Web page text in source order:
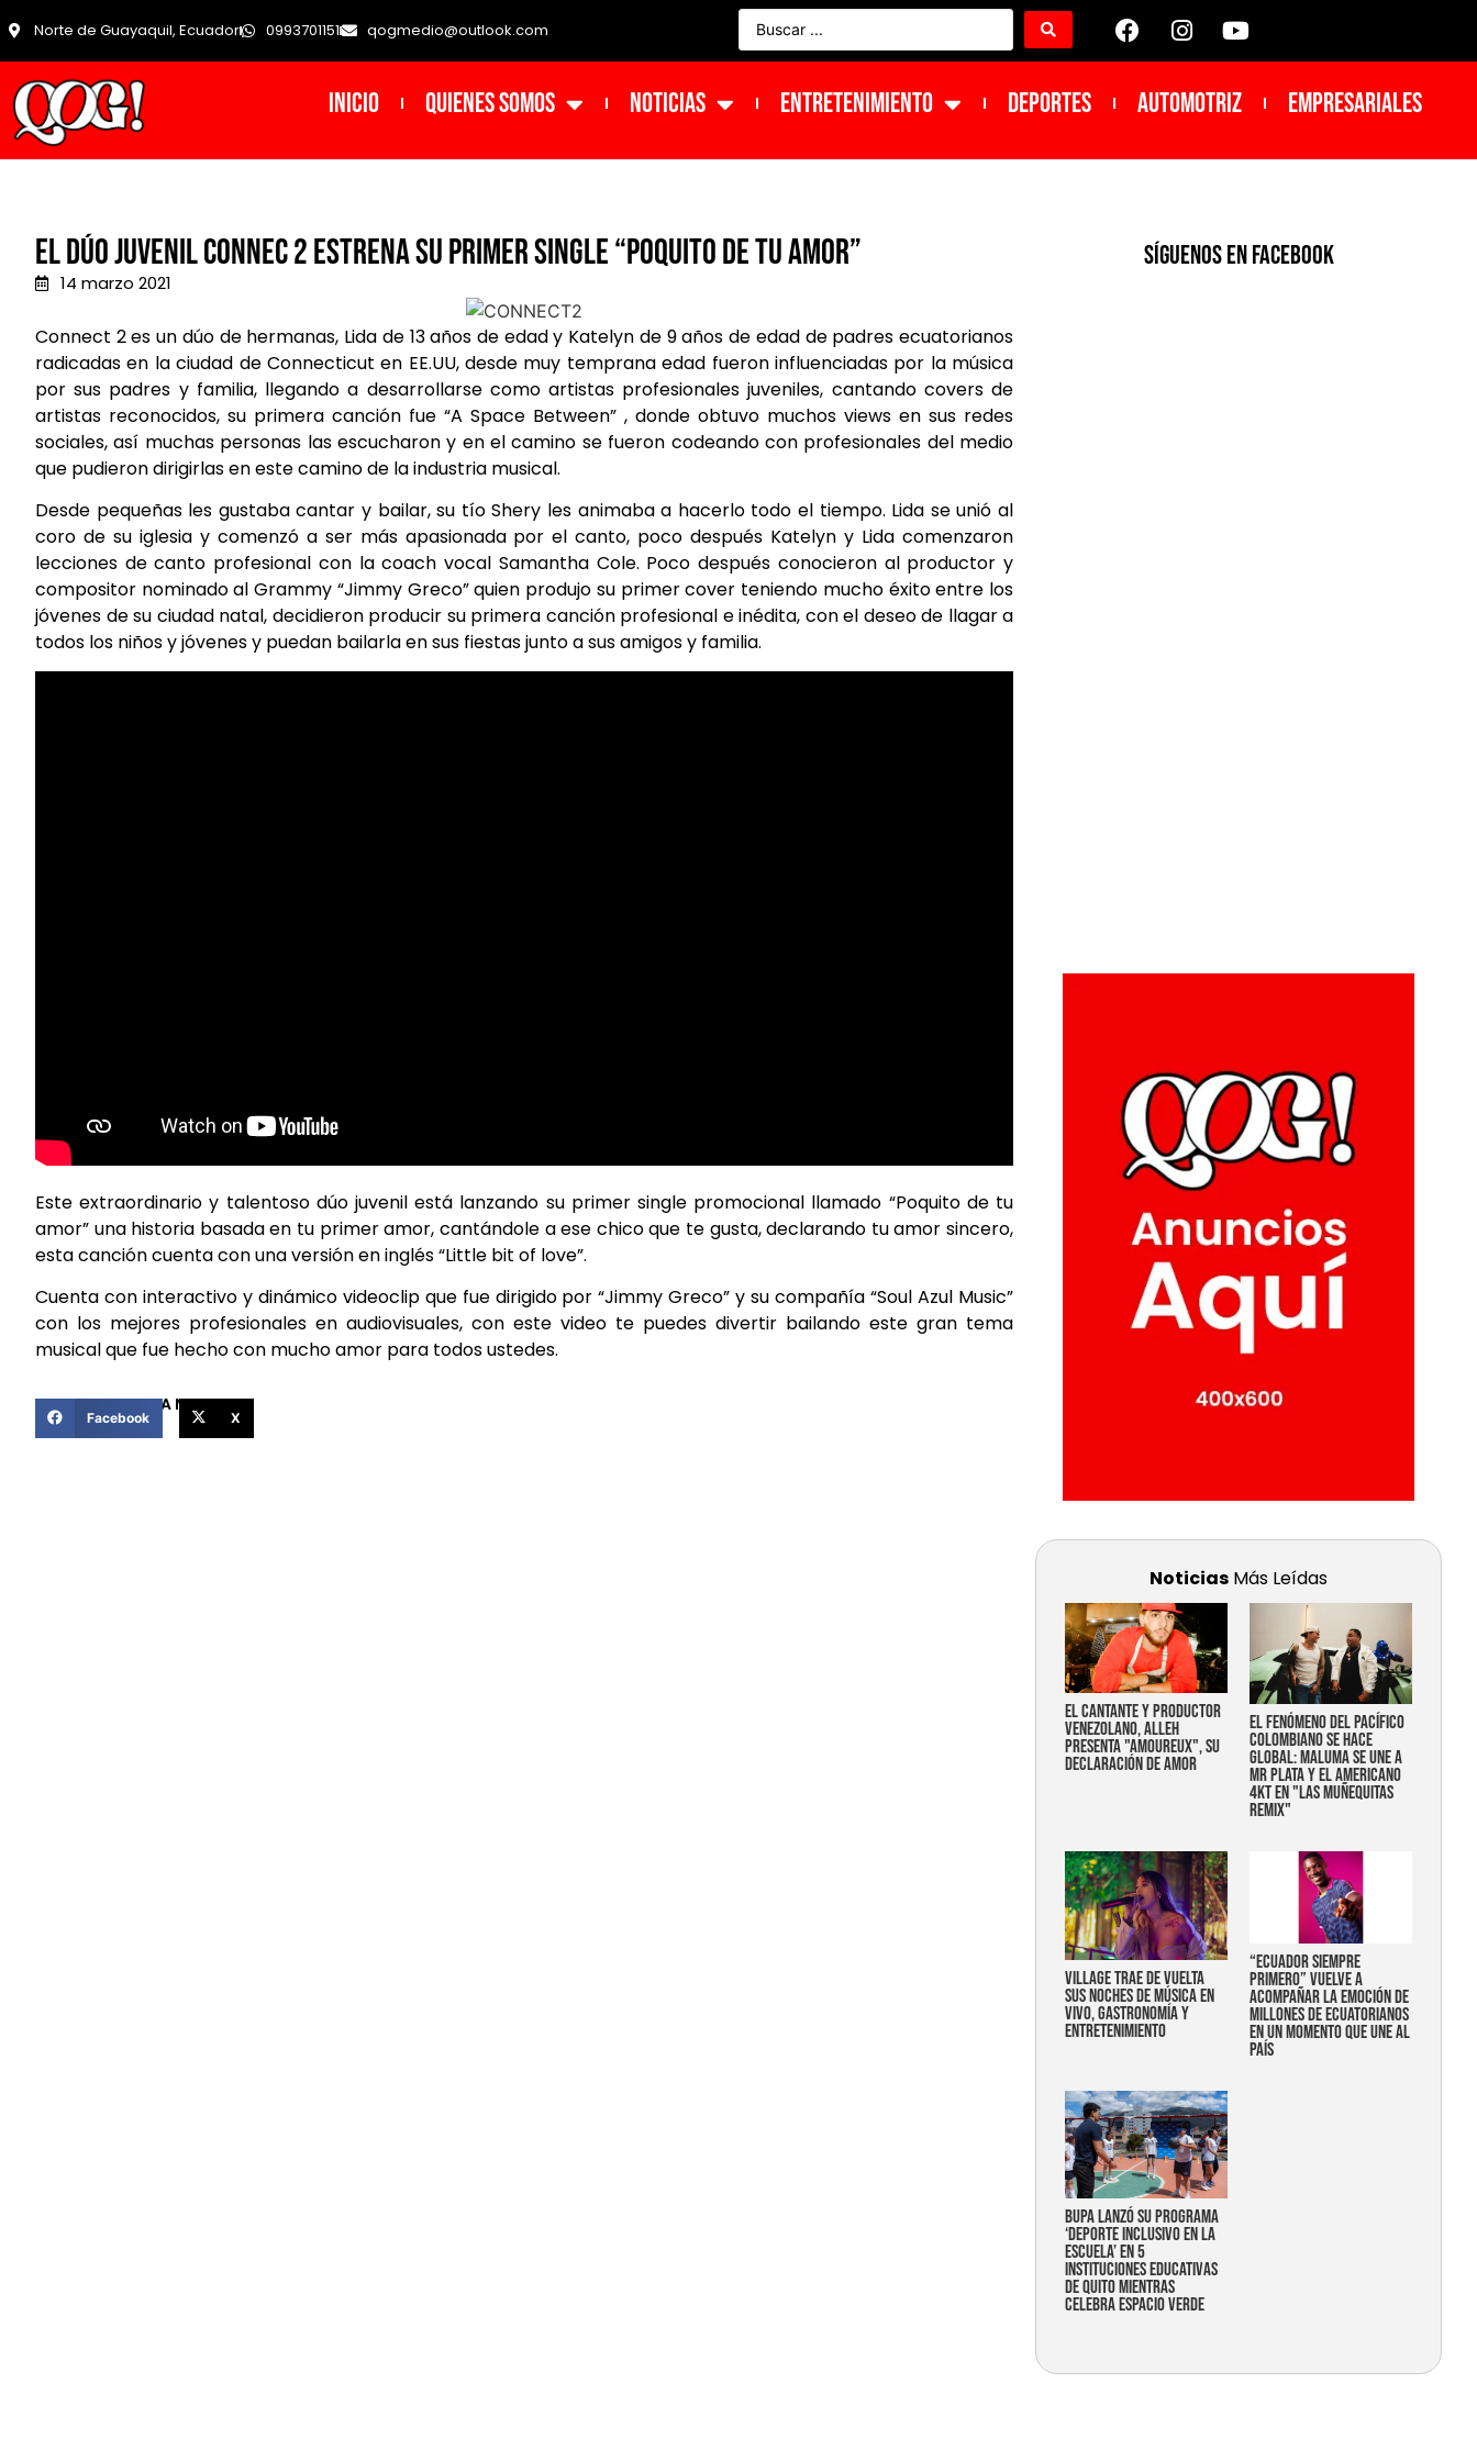
Norte de Guayaquil, Ecuador 0993701151 qogmedio@outlook.com
INICIO Quienes Somos NOTICIAS ENTRETENIMIENTO DEPORTES Automotriz Empresariales
El dúo juvenil Connec 2 estrena su primer single “Poquito de tu Amor”
14 marzo 2021
Connect 2 es un dúo de hermanas, Lida de 13 años de edad y Katelyn de 9 años de edad de padres ecuatorianos
radicadas en la ciudad de Connecticut en EE.UU, desde muy temprana edad fueron influenciadas por la música
por sus padres y familia, llegando a desarrollarse como artistas profesionales juveniles, cantando covers de
artistas reconocidos, su primera canción fue “A Space Between” , donde obtuvo muchos views en sus redes
sociales, así muchas personas las escucharon y en el camino se fueron codeando con profesionales del medio
que pudieron dirigirlas en este camino de la industria musical.
Desde pequeñas les gustaba cantar y bailar, su tío Shery les animaba a hacerlo todo el tiempo. Lida se unió al
coro de su iglesia y comenzó a ser más apasionada por el canto, poco después Katelyn y Lida comenzaron
lecciones de canto profesional con la coach vocal Samantha Cole. Poco después conocieron al productor y
compositor nominado al Grammy “Jimmy Greco” quien produjo su primer cover teniendo mucho éxito entre los
jóvenes de su ciudad natal, decidieron producir su primera canción profesional e inédita, con el deseo de llagar a
todos los niños y jóvenes y puedan bailarla en sus fiestas junto a sus amigos y familia.
Este extraordinario y talentoso dúo juvenil está lanzando su primer single promocional llamado “Poquito de tu
amor” una historia basada en tu primer amor, cantándole a ese chico que te gusta, declarando tu amor sincero,
esta canción cuenta con una versión en inglés “Little bit of love”.
Cuenta con interactivo y dinámico videoclip que fue dirigido por “Jimmy Greco” y su compañía “Soul Azul Music”
con los mejores profesionales en audiovisuales, con este video te puedes divertir bailando este gran tema
musical que fue hecho con mucho amor para todos ustedes.
COMPARTIR ESTA NOTICIA
Facebook X
SíGUENOS EN FACEBOOK
Noticias Más Leídas
EL CANTANTE Y PRODUCTOR
VENEZOLANO, ALLEH
PRESENTA "AMOUREUX", SU
DECLARACIÓN DE AMOR
EL FENÓMENO DEL PACÍFICO
COLOMBIANO SE HACE
GLOBAL: MALUMA SE UNE A
MR PLATA Y EL AMERICANO
4KT EN "LAS MUÑEQUITAS
REMIX"
Village trae de vuelta
sus noches de música en
vivo, gastronomía y
entretenimiento
“Ecuador siempre
primero” vuelve a
acompañar la emoción de
millones de ecuatorianos
en un momento que une al
país
Bupa lanzó su programa
‘Deporte Inclusivo en la
Escuela’ en 5
instituciones educativas
de Quito mientras
celebra espacio verde